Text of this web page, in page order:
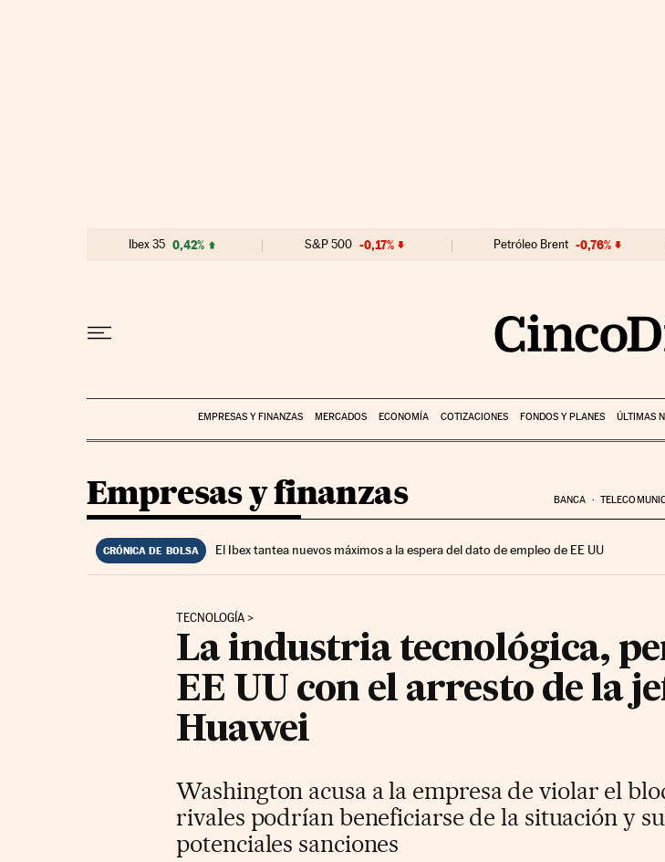
Ibex 35 0,42% S&P 500 -0,17% Petróleo Brent -0,76%
EMPRESAS Y FINANZAS MERCADOS ECONOMÍA COTIZACIONES FONDOS Y PLANES ÚLTIMAS
Empresas y finanzas BANCA
CRÓNICA DE BOLSA El Ibex tantea nuevos máximos a la espera del dato de empleo de EE UU
TECNOLOGÍA
La industria tecnológica,
EE UU con el arresto de la
Huawei
Washington acusa a la empresa de violar el
rivales podrían beneficiarse de la situación y
potenciales sanciones